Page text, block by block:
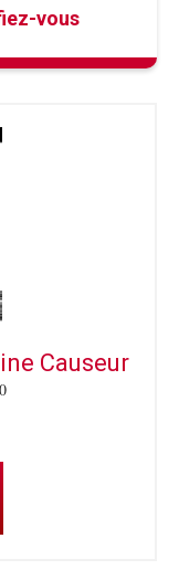
vous
Causeur